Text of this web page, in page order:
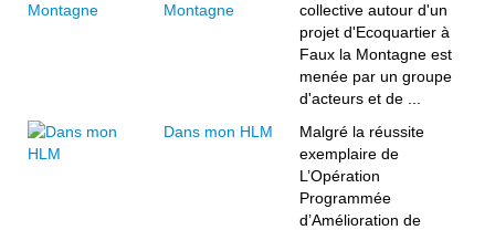
Montagne
collective autour d'un
projet d'Ecoquartier à
Faux la Montagne est
menée par un groupe
d'acteurs et de ...
Dans mon HLM
Malgré la réussite
exemplaire de
L’Opération
Programmée
d’Amélioration de